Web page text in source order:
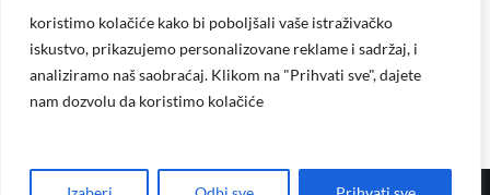
koristimo kolačiće kako bi poboljšali vaše istraživačko
iskustvo, prikazujemo personalizovane reklame i sadržaj, i
analiziramo naš saobraćaj. Klikom na "Prihvati sve", dajete
nam dozvolu da koristimo kolačiće
Alarm iz Doboja: Procjedne vode iz deponije završavaju u
rijeci Spreči
Glas Regije 19 sati ago 0